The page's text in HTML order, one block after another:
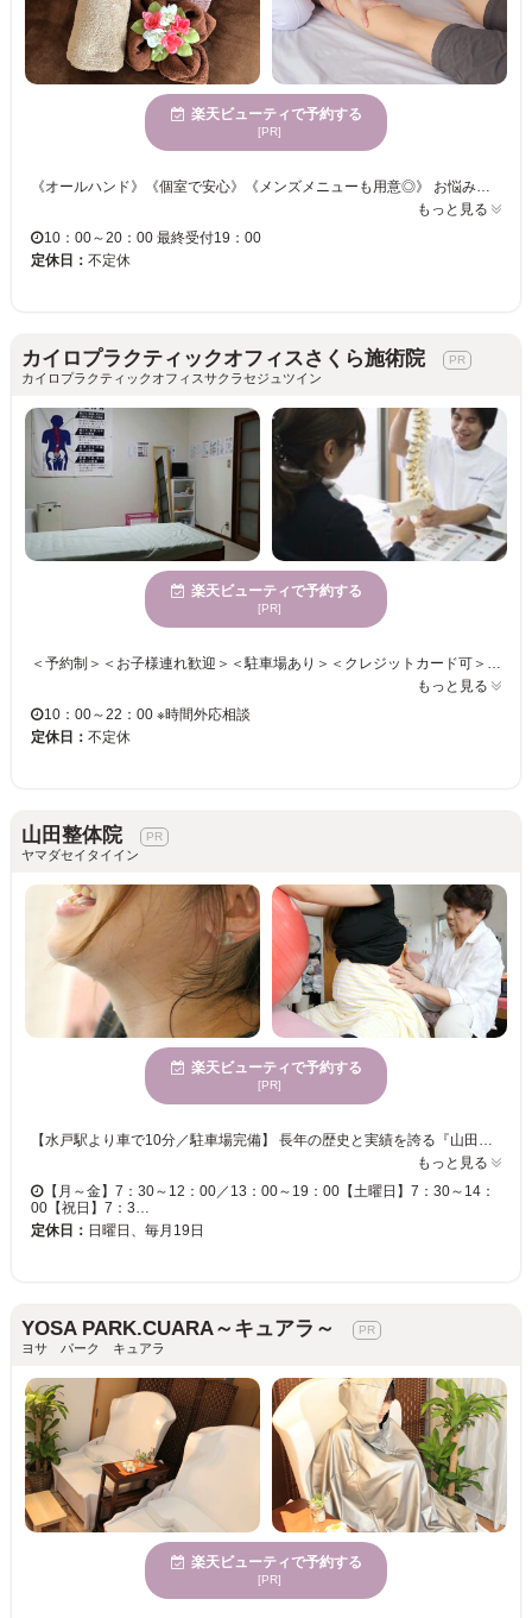
楽天ビューティで予約する
[PR]
《オールハンド》《個室で安心》《メンズメニューも用意◎》 お悩み別のケアでつらい箇所に直接アプローチ！！ プライベートサロンでリッラクスしてお過ごしください♪♪ マンツーマンで対応しますので、初めての方でも安心してご来店頂けます！ 高い技術を持ったスタッフがお客様の状態やお悩みに応じてセレクト◎ お肌やカラダの状態を見てケア。理想の健康と美しさをサポート★ お客様のご来店を心よりお待ちしております。
もっと見る
10：00～20：00 最終受付19：00
定休日： 不定休
カイロプラクティックオフィスさくら施術院
カイロプラクティックオフィスサクラセジュツイン
楽天ビューティで予約する
[PR]
＜予約制＞＜お子様連れ歓迎＞＜駐車場あり＞＜クレジットカード可＞ 《カイロプラティックオフィスさくら施術院》では、今ある痛みやシビレを改善するだけでなく、 将来にわたって健康であり続けるために、根本的な改善策をご提案させて頂いております◎ 施術による矯正だけでは、残念ながら一時的にしか歪みや痛みを改善することしかできず、 本当の意味での健康には繋がりません。 当院の「総合指導法」を取り入れることで、栄養療法・運動療法・物理療法の3つから あなたの生活スタイルに合わせてご提案・より早く根本改善に繋げます。 ぜひ一度お試しください◎
もっと見る
10：00～22：00 ※時間外応相談
定休日： 不定休
山田整体院
ヤマダセイタイイン
楽天ビューティで予約する
[PR]
【水戸駅より車で10分／駐車場完備】 長年の歴史と実績を誇る『山田整体院』は、女性が安心して通える整体院を目指しています。経験＆知識豊富な女性整体師と女性スタッフが多数在籍。同性同士だからこそ、悩みや希望をじっくり相談していただけます。アットホームな雰囲気の空間で、リラックスしながら、本来の健康な身体を取り戻しませんか？ 【多彩な施術で女性の「美」と「健康」をサポート】 熟練の技、「BPM整体」「筋トレ ダイエットコース」「サウナマット温熱療法コース」など、さまざまなニーズや症状に対応する施術をご用意。お悩みに沿った施術をご提案致します。「マタニティマッサージ」も承っております。大切な時期の辛い身体をしっかりサポート致します。お気軽にご相談ください。
もっと見る
【月～金】7：30～12：00／13：00～19：00【土曜日】7：30～14：
00【祝日】7：3…
定休日： 日曜日、毎月19日
YOSA PARK.CUARA～キュアラ～
ヨサ パーク キュアラ
楽天ビューティで予約する
[PR]